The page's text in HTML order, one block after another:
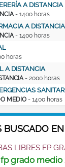
A DISTANCIA
- 1400 horas
A DISTANCIA
- 1400 horas
horas
A DISTANCIA
- 2000 horas
MEDIO - 1400 horas
BUSCADO
LIBRES FP
fp grado medio